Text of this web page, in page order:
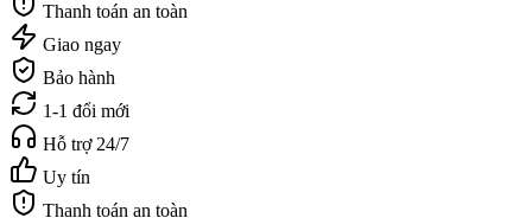
Thanh toán an toàn
Giao ngay
Bảo hành
1-1 đổi mới
Hỗ trợ 24/7
Uy tín
Thanh toán an toàn